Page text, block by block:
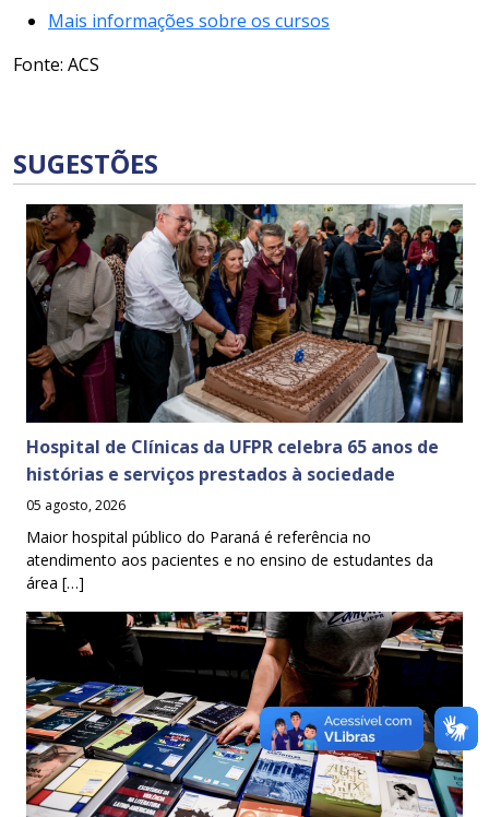
Mais informações sobre os cursos
Fonte: ACS
SUGESTÕES
Hospital de Clínicas da UFPR celebra 65 anos de
histórias e serviços prestados à sociedade
05 agosto, 2026
Maior hospital público do Paraná é referência no
atendimento aos pacientes e no ensino de estudantes da
área […]